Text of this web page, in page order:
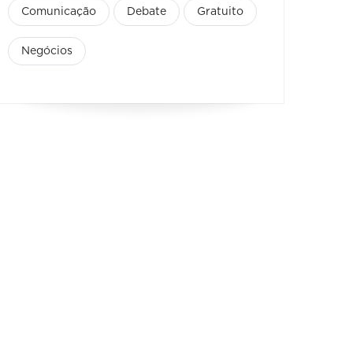
Comunicação Debate Gratuito
Negócios